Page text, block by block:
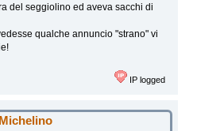
del seggiolino ed aveva sacchi di
qualche annuncio "strano" vi
IP logged
Michelino